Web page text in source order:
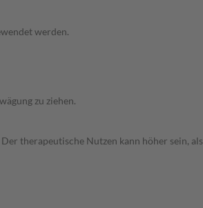
werden.
zu ziehen.
therapeutische Nutzen kann höher sein,